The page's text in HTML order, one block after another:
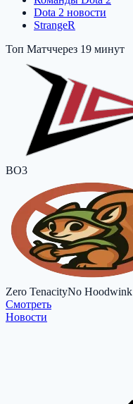
Dota 2 новости
StrangeR
Топ Матччерез 19 минут
BO3
Zero TenacityNo Hoodwink
Cмотреть
Новости